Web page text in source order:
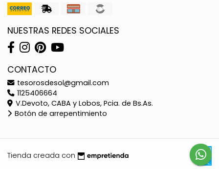
NUESTRAS REDES SOCIALES
CONTACTO
tesorosdesol@gmail.com
1125406664
V.Devoto, CABA y Lobos, Pcia. de Bs.As.
Botón de arrepentimiento
Tienda creada con